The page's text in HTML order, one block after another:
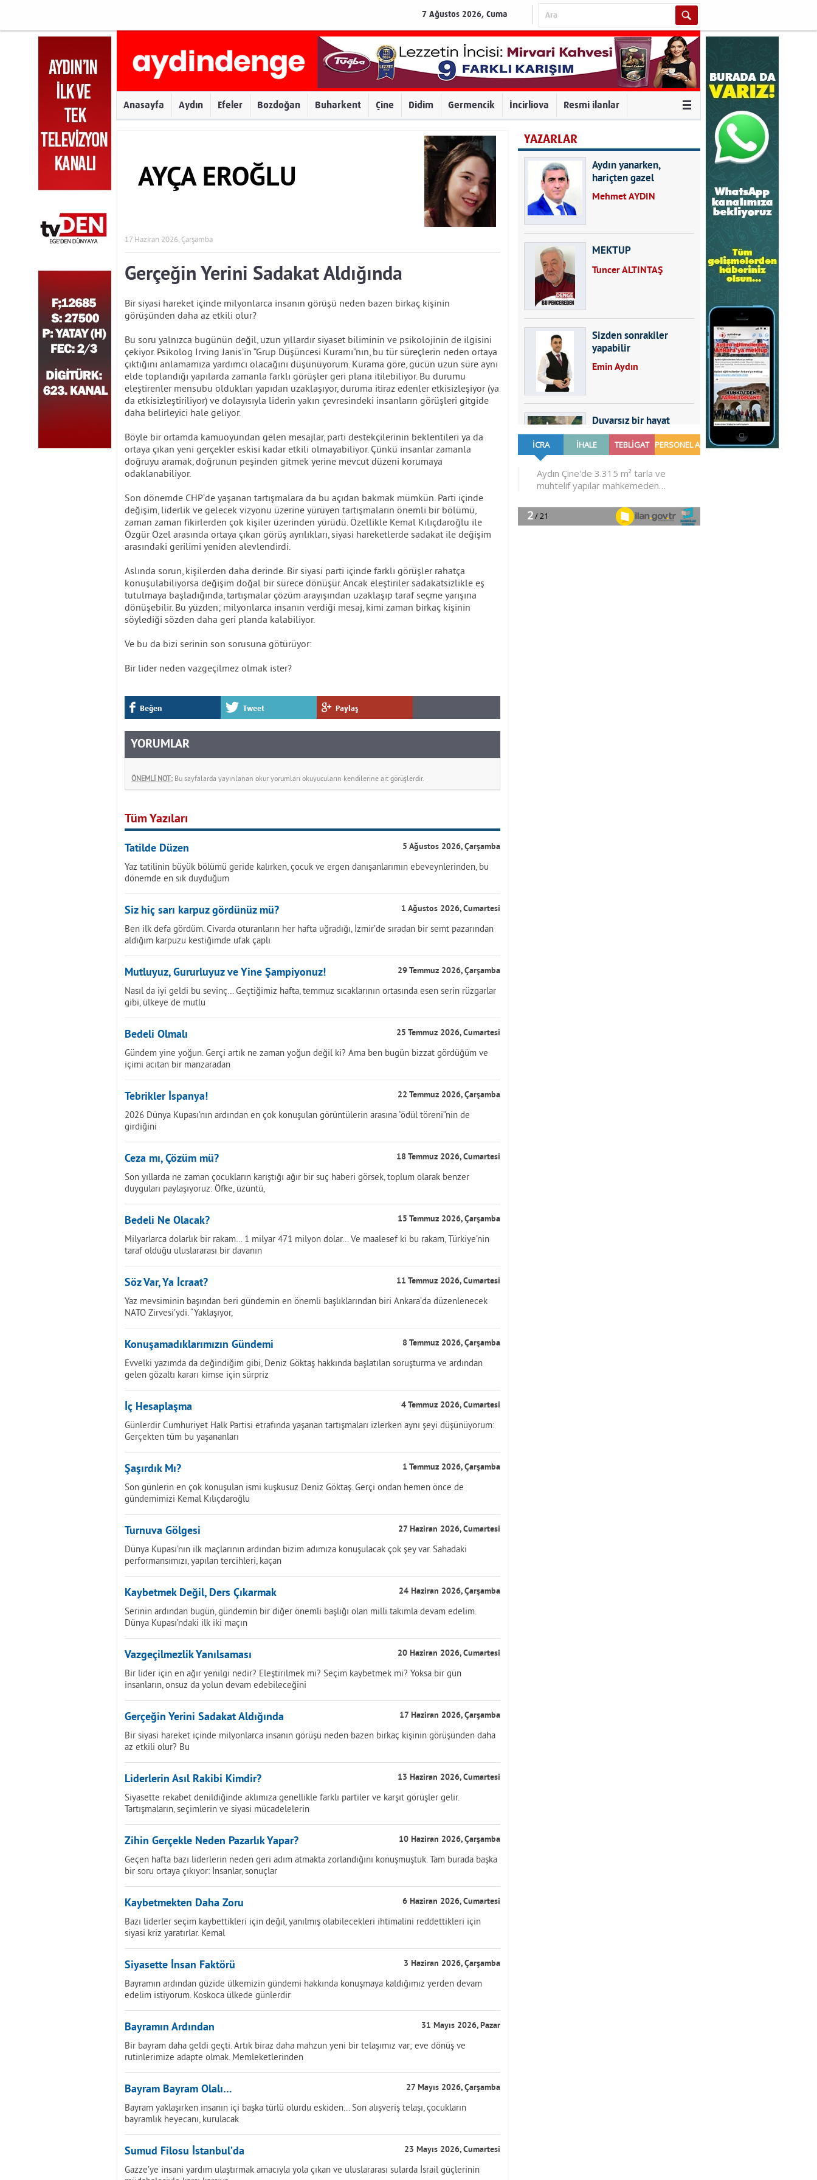
7 Ağustos 2026, Cuma
Anasayfa Aydın Efeler Bozdoğan Buharkent Çine Didim Germencik İncirliova Resmi ilanlar
AYÇA EROĞLU
17 Haziran 2026, Çarşamba
Gerçeğin Yerini Sadakat Aldığında
Bir siyasi hareket içinde milyonlarca insanın görüşü neden bazen birkaç kişinin
görüşünden daha az etkili olur?
Bu soru yalnızca bugünün değil, uzun yıllardır siyaset biliminin ve psikolojinin de ilgisini
çekiyor. Psikolog Irving Janis’in “Grup Düşüncesi Kuramı”nın, bu tür süreçlerin neden ortaya
çıktığını anlamamıza yardımcı olacağını düşünüyorum. Kurama göre, gücün uzun süre aynı
elde toplandığı yapılarda zamanla farklı görüşler geri plana itilebiliyor. Bu durumu
eleştirenler mensubu oldukları yapıdan uzaklaşıyor, duruma itiraz edenler etkisizleşiyor (ya
da etkisizleştiriliyor) ve dolayısıyla liderin yakın çevresindeki insanların görüşleri gitgide
daha belirleyici hale geliyor.
Böyle bir ortamda kamuoyundan gelen mesajlar, parti destekçilerinin beklentileri ya da
ortaya çıkan yeni gerçekler eskisi kadar etkili olmayabiliyor. Çünkü insanlar zamanla
doğruyu aramak, doğrunun peşinden gitmek yerine mevcut düzeni korumaya
odaklanabiliyor.
Son dönemde CHP’de yaşanan tartışmalara da bu açıdan bakmak mümkün. Parti içinde
değişim, liderlik ve gelecek vizyonu üzerine yürüyen tartışmaların önemli bir bölümü,
zaman zaman fikirlerden çok kişiler üzerinden yürüdü. Özellikle Kemal Kılıçdaroğlu ile
Özgür Özel arasında ortaya çıkan görüş ayrılıkları, siyasi hareketlerde sadakat ile değişim
arasındaki gerilimi yeniden alevlendirdi.
Aslında sorun, kişilerden daha derinde. Bir siyasi parti içinde farklı görüşler rahatça
konuşulabiliyorsa değişim doğal bir sürece dönüşür. Ancak eleştiriler sadakatsizlikle eş
tutulmaya başladığında, tartışmalar çözüm arayışından uzaklaşıp taraf seçme yarışına
dönüşebilir. Bu yüzden; milyonlarca insanın verdiği mesaj, kimi zaman birkaç kişinin
söylediği sözden daha geri planda kalabiliyor.
Ve bu da bizi serinin son sorusuna götürüyor:
Bir lider neden vazgeçilmez olmak ister?
Beğen Tweet Paylaş
YORUMLAR
ÖNEMLİ NOT: Bu sayfalarda yayınlanan okur yorumları okuyucuların kendilerine ait görüşlerdir.
Tüm Yazıları
Tatilde Düzen 5 Ağustos 2026, Çarşamba
Yaz tatilinin büyük bölümü geride kalırken, çocuk ve ergen danışanlarımın ebeveynlerinden, bu
dönemde en sık duyduğum
Siz hiç sarı karpuz gördünüz mü? 1 Ağustos 2026, Cumartesi
Ben ilk defa gördüm. Civarda oturanların her hafta uğradığı, İzmir’de sıradan bir semt pazarından
aldığım karpuzu kestiğimde ufak çaplı
Mutluyuz, Gururluyuz ve Yine Şampiyonuz! 29 Temmuz 2026, Çarşamba
Nasıl da iyi geldi bu sevinç… Geçtiğimiz hafta, temmuz sıcaklarının ortasında esen serin rüzgarlar
gibi, ülkeye de mutlu
Bedeli Olmalı 25 Temmuz 2026, Cumartesi
Gündem yine yoğun. Gerçi artık ne zaman yoğun değil ki? Ama ben bugün bizzat gördüğüm ve
içimi acıtan bir manzaradan
Tebrikler İspanya! 22 Temmuz 2026, Çarşamba
2026 Dünya Kupası’nın ardından en çok konuşulan görüntülerin arasına “ödül töreni”nin de
girdiğini
Ceza mı, Çözüm mü? 18 Temmuz 2026, Cumartesi
Son yıllarda ne zaman çocukların karıştığı ağır bir suç haberi görsek, toplum olarak benzer
duyguları paylaşıyoruz: Öfke, üzüntü,
Bedeli Ne Olacak? 15 Temmuz 2026, Çarşamba
Milyarlarca dolarlık bir rakam… 1 milyar 471 milyon dolar… Ve maalesef ki bu rakam, Türkiye’nin
taraf olduğu uluslararası bir davanın
Söz Var, Ya İcraat? 11 Temmuz 2026, Cumartesi
Yaz mevsiminin başından beri gündemin en önemli başlıklarından biri Ankara’da düzenlenecek
NATO Zirvesi’ydi. “Yaklaşıyor,
Konuşamadıklarımızın Gündemi 8 Temmuz 2026, Çarşamba
Evvelki yazımda da değindiğim gibi, Deniz Göktaş hakkında başlatılan soruşturma ve ardından
gelen gözaltı kararı kimse için sürpriz
İç Hesaplaşma 4 Temmuz 2026, Cumartesi
Günlerdir Cumhuriyet Halk Partisi etrafında yaşanan tartışmaları izlerken aynı şeyi düşünüyorum:
Gerçekten tüm bu yaşananları
Şaşırdık Mı? 1 Temmuz 2026, Çarşamba
Son günlerin en çok konuşulan ismi kuşkusuz Deniz Göktaş. Gerçi ondan hemen önce de
gündemimizi Kemal Kılıçdaroğlu
Turnuva Gölgesi 27 Haziran 2026, Cumartesi
Dünya Kupası’nın ilk maçlarının ardından bizim adımıza konuşulacak çok şey var. Sahadaki
performansımızı, yapılan tercihleri, kaçan
Kaybetmek Değil, Ders Çıkarmak 24 Haziran 2026, Çarşamba
Serinin ardından bugün, gündemin bir diğer önemli başlığı olan milli takımla devam edelim.
Dünya Kupası’ndaki ilk iki maçın
Vazgeçilmezlik Yanılsaması 20 Haziran 2026, Cumartesi
Bir lider için en ağır yenilgi nedir? Eleştirilmek mi? Seçim kaybetmek mi? Yoksa bir gün
insanların, onsuz da yolun devam edebileceğini
Gerçeğin Yerini Sadakat Aldığında 17 Haziran 2026, Çarşamba
Bir siyasi hareket içinde milyonlarca insanın görüşü neden bazen birkaç kişinin görüşünden daha
az etkili olur? Bu
Liderlerin Asıl Rakibi Kimdir? 13 Haziran 2026, Cumartesi
Siyasette rekabet denildiğinde aklımıza genellikle farklı partiler ve karşıt görüşler gelir.
Tartışmaların, seçimlerin ve siyasi mücadelelerin
Zihin Gerçekle Neden Pazarlık Yapar? 10 Haziran 2026, Çarşamba
Geçen hafta bazı liderlerin neden geri adım atmakta zorlandığını konuşmuştuk. Tam burada başka
bir soru ortaya çıkıyor: İnsanlar, sonuçlar
Kaybetmekten Daha Zoru 6 Haziran 2026, Cumartesi
Bazı liderler seçim kaybettikleri için değil, yanılmış olabilecekleri ihtimalini reddettikleri için
siyasi kriz yaratırlar. Kemal
Siyasette İnsan Faktörü 3 Haziran 2026, Çarşamba
Bayramın ardından güzide ülkemizin gündemi hakkında konuşmaya kaldığımız yerden devam
edelim istiyorum. Koskoca ülkede günlerdir
Bayramın Ardından 31 Mayıs 2026, Pazar
Bir bayram daha geldi geçti. Artık biraz daha mahzun yeni bir telaşımız var; eve dönüş ve
rutinlerimize adapte olmak. Memleketlerinden
Bayram Bayram Olalı… 27 Mayıs 2026, Çarşamba
Bayram yaklaşırken insanın içi başka türlü olurdu eskiden… Son alışveriş telaşı, çocukların
bayramlık heyecanı, kurulacak
Sumud Filosu İstanbul’da 23 Mayıs 2026, Cumartesi
Gazze’ye insani yardım ulaştırmak amacıyla yola çıkan ve uluslararası sularda İsrail güçlerinin
YAZARLAR
Aydın yanarken,
hariçten gazel
okuyarak kalpleri de
Mehmet AYDIN
MEKTUP
Tuncer ALTINTAŞ
Sizden sonrakiler
yapabilir
Emin Aydın
Duvarsız bir hayat
Furkan SARICA
GÜNDEMDE NELER
OLMALI?